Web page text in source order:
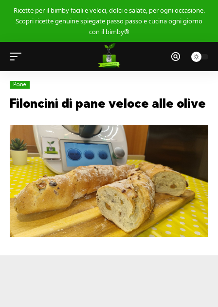
Ricette per il bimby facili e veloci, dolci e salate, per ogni occasione.
Scopri ricette genuine spiegate passo passo e cucina ogni giorno
con il bimby®
Pane
Filoncini di pane veloce alle olive